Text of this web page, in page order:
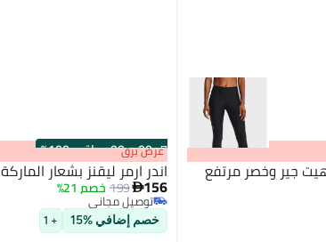
جير وخصر مرتفع
00m:00s
·باقي 100% عرض برق
اندر ارمر ليقنز بشعار الماركة
156
199خصم 21%
توصيل مجاني
توصيل مجاني
خصم إضافي %15 + 1